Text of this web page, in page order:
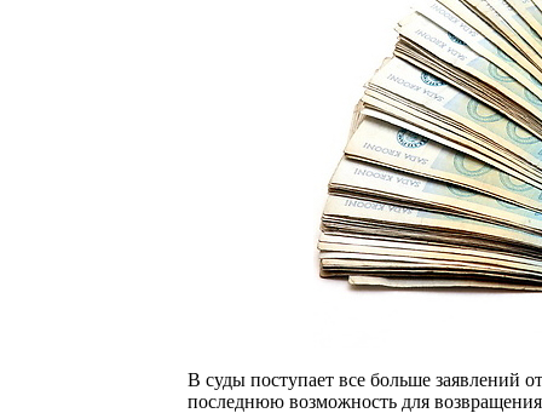
В суды поступает все больше заявлений
последнюю возможность для